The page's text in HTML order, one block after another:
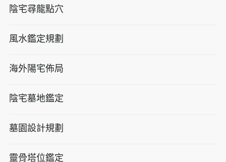
陰宅尋龍點穴
風水鑑定規劃
海外陽宅佈局
陰宅墓地鑑定
墓園設計規劃
靈骨塔位鑑定